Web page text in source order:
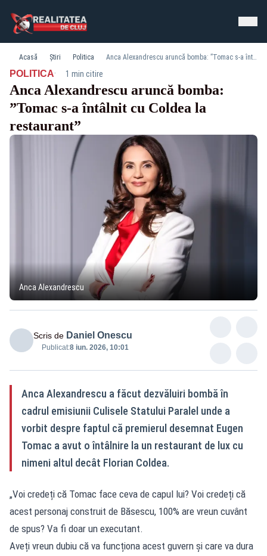
Acasă Știri Politica Anca Alexandrescu aruncă bomba: ”Tomac s-a întâlnit cu Coldea la restaurant”
POLITICA· 1 min citire
Anca Alexandrescu aruncă bomba:
”Tomac s-a întâlnit cu Coldea la
restaurant”
Anca Alexandrescu
Scris de Daniel Onescu
Publicat:8 iun. 2026, 10:01
Anca Alexandrescu a făcut dezvăluiri bombă în
cadrul emisiunii Culisele Statului Paralel unde a
vorbit despre faptul că premierul desemnat Eugen
Tomac a avut o întâlnire la un restaurant de lux cu
nimeni altul decât Florian Coldea.
„Voi credeți că Tomac face ceva de capul lui? Voi credeți că
acest personaj construit de Băsescu, 100% are vreun cuvânt
de spus? Va fi doar un executant.
Aveți vreun dubiu că va funcționa acest guvern și care va dura